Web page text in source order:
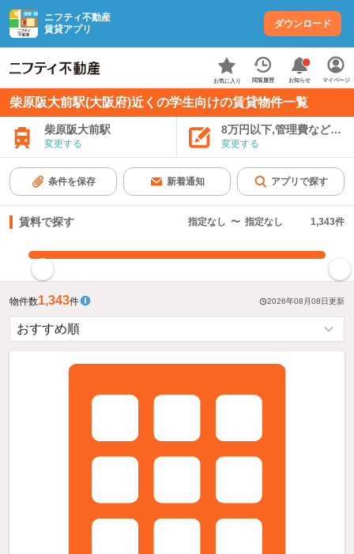
ニフティ不動産
賃貸アプリ
ダウンロード
お気に入り 閲覧履歴 お知らせ マイページ
柴原阪大前駅(大阪府)近くの学生向けの賃貸物件一覧
柴原阪大前駅
変更する
8万円以下,管理費など込み
変更する
条件を保存 新着通知 アプリで探す
賃料で探す 指定なし 〜 指定なし 1,343件
物件数1,343件 2026年08月08日更新